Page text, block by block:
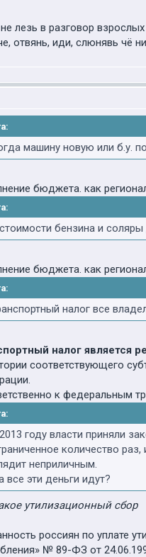
лезь в разговор
отвянь, иди, слюнявь чё
машину новую или б.у.
бюджета. как
бензина и
бюджета. как
налог все
налог является
соответствующего
к федеральным
году власти приняли
количество
неприличным.
все эти деньги идут?
утилизационный сбор
россиян по уплате
№ 89-ФЗ от